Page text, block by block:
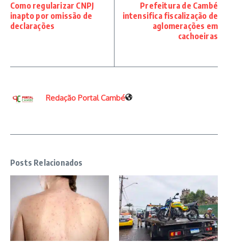
Como regularizar CNPJ
inapto por omissão de
declarações
Prefeitura de Cambé
intensifica fiscalização de
aglomerações em
cachoeiras
Redação Portal Cambé
Posts Relacionados